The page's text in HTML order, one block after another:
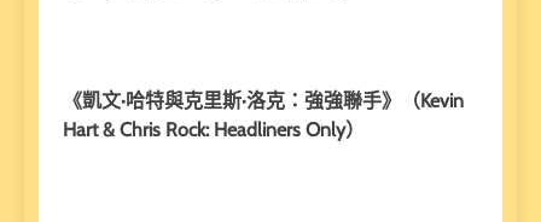
《凱文·哈特與克里斯·洛克：強強聯手》（Kevin
Hart & Chris Rock: Headliners Only）